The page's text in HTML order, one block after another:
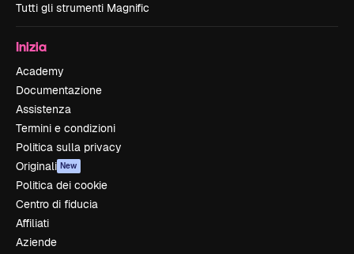
Tutti gli strumenti Magnific
Inizia
Academy
Documentazione
Assistenza
Termini e condizioni
Politica sulla privacy
Originali New
Politica dei cookie
Centro di fiducia
Affiliati
Aziende